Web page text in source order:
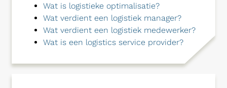
Wat is logistieke optimalisatie?
Wat verdient een logistiek manager?
Wat verdient een logistiek medewerker?
Wat is een logistics service provider?